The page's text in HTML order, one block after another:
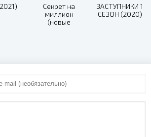
Секрет на
миллион
(новые
ЗАСТУПНИКИ 1
СЕЗОН (2020)